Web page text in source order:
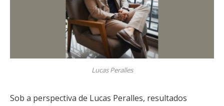
Lucas Peralles
Sob a perspectiva de Lucas Peralles, resultados